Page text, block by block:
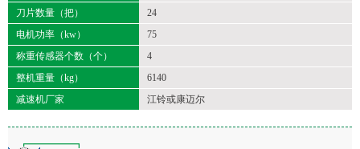
刀片数量（把）
24
电机功率（kw）
75
称重传感器个数（个）
4
整机重量（kg）
6140
减速机厂家
江铃或康迈尔